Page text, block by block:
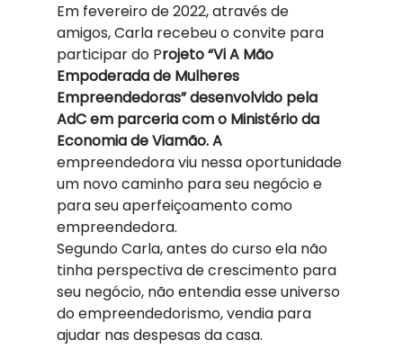
Em fevereiro de 2022, através de
amigos, Carla recebeu o convite para
participar do Projeto “Vi A Mão
Empoderada de Mulheres
Empreendedoras” desenvolvido pela
AdC em parceria com o Ministério da
Economia de Viamão. A
empreendedora viu nessa oportunidade
um novo caminho para seu negócio e
para seu aperfeiçoamento como
empreendedora.
Segundo Carla, antes do curso ela não
tinha perspectiva de crescimento para
seu negócio, não entendia esse universo
do empreendedorismo, vendia para
ajudar nas despesas da casa.